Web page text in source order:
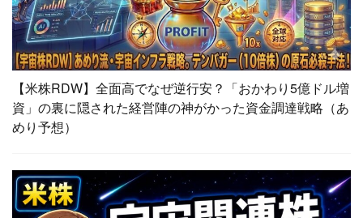
【米株RDW】全面高でなぜ逆行安？「おかわり5億ドル増
資」の裏に隠された経営陣の神がかった資金調達戦略（あ
めり予想）